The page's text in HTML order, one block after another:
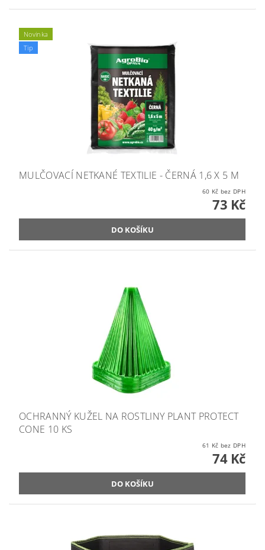
Novinka
Tip
MULČOVACÍ NETKANÉ TEXTILIE - ČERNÁ 1,6 X 5 M
60 Kč bez DPH
73 Kč
OCHRANNÝ KUŽEL NA ROSTLINY PLANT PROTECT
CONE 10 KS
61 Kč bez DPH
74 Kč